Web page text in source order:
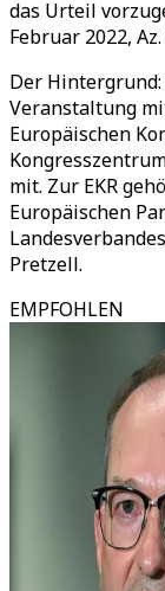
das Urteil
Februar 2022,
Der
Veranstaltung
Europäischen
mit. Zur EKR
Europäischen
Pretzell.
EMPFOHLEN